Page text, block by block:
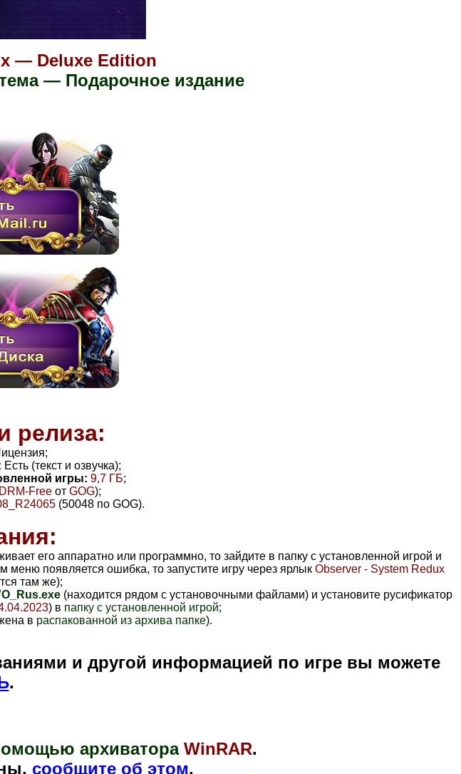
— Deluxe Edition
— Подарочное издание
релиза:
Есть (текст и озвучка);
игры: 9,7 ГБ;
DRM-Free от GOG);
(50048 по GOG).
его аппаратно или программно, то зайдите в папку с установленной игрой и
меню появляется ошибка, то запустите игру через ярлык Observer - System Redux
там же);
(находится рядом с установочными файлами) и установите русификатор
) в папку с установленной игрой;
в распакованной из архива папке).
и другой информацией по игре вы можете
.
архиватора WinRAR.
сообщите об этом.